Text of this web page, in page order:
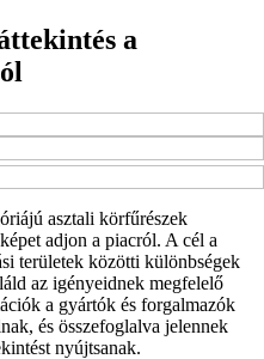
a
asztali körfűrészek
adjon a piacról. A cél a
területek közötti különbségek
az igényeidnek megfelelő
a gyártók és forgalmazók
és összefoglalva jelennek
nyújtsanak.